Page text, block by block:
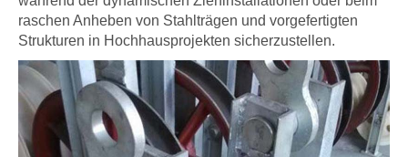
raschen Anheben von Stahlträgen und vorgefertigten
Strukturen in Hochhausprojekten sicherzustellen.